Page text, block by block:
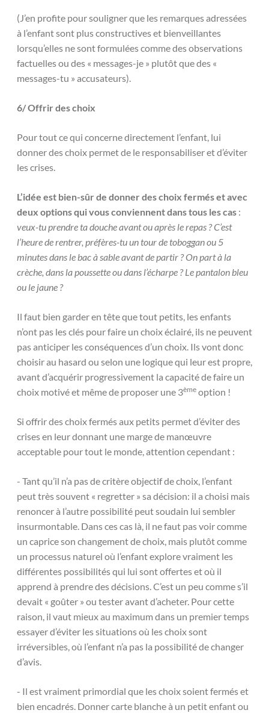
(J’en profite pour souligner que les remarques adressées
à l’enfant sont plus constructives et bienveillantes
lorsqu’elles ne sont formulées comme des observations
factuelles ou des « messages-je » plutôt que des «
messages-tu » accusateurs).
6/ Offrir des choix
Pour tout ce qui concerne directement l’enfant, lui
donner des choix permet de le responsabiliser et d’éviter
les crises.
L’idée est bien-sûr de donner des choix fermés et avec
deux options qui vous conviennent dans tous les cas :
veux-tu prendre ta douche avant ou après le repas ? C’est
l’heure de rentrer, préfères-tu un tour de toboggan ou 5
minutes dans le bac à sable avant de partir ? On part à la
crèche, dans la poussette ou dans l’écharpe ? Le pantalon bleu
ou le jaune ?
Il faut bien garder en tête que tout petits, les enfants
n’ont pas les clés pour faire un choix éclairé, ils ne peuvent
pas anticiper les conséquences d’un choix. Ils vont donc
choisir au hasard ou selon une logique qui leur est propre,
avant d’acquérir progressivement la capacité de faire un
choix motivé et même de proposer une 3ème option !
Si offrir des choix fermés aux petits permet d’éviter des
crises en leur donnant une marge de manœuvre
acceptable pour tout le monde, attention cependant :
- Tant qu’il n’a pas de critère objectif de choix, l’enfant
peut très souvent « regretter » sa décision: il a choisi mais
renoncer à l’autre possibilité peut soudain lui sembler
insurmontable. Dans ces cas là, il ne faut pas voir comme
un caprice son changement de choix, mais plutôt comme
un processus naturel où l’enfant explore vraiment les
différentes possibilités qui lui sont offertes et où il
apprend à prendre des décisions. C’est un peu comme s’il
devait « goûter » ou tester avant d’acheter. Pour cette
raison, il vaut mieux au maximum dans un premier temps
essayer d’éviter les situations où les choix sont
irréversibles, où l’enfant n’a pas la possibilité de changer
d’avis.
- Il est vraiment primordial que les choix soient fermés et
bien encadrés. Donner carte blanche à un petit enfant ou